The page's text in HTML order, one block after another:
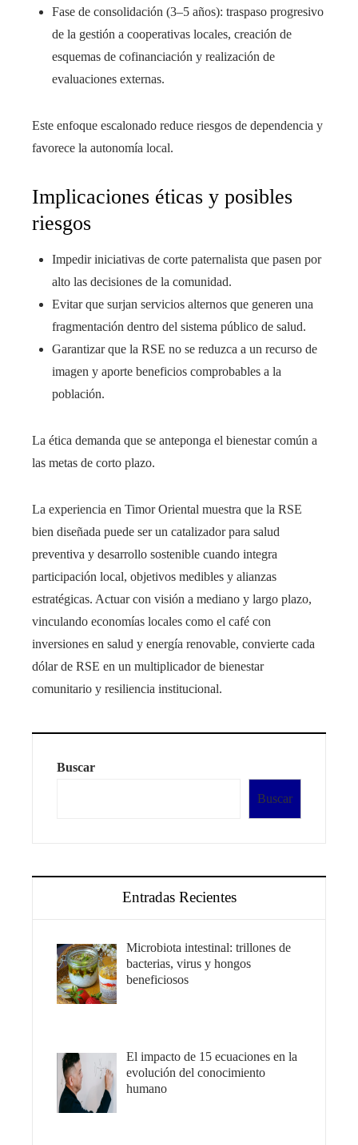
Fase de consolidación (3–5 años): traspaso progresivo
de la gestión a cooperativas locales, creación de
esquemas de cofinanciación y realización de
evaluaciones externas.
Este enfoque escalonado reduce riesgos de dependencia y
favorece la autonomía local.
Implicaciones éticas y posibles
riesgos
Impedir iniciativas de corte paternalista que pasen por
alto las decisiones de la comunidad.
Evitar que surjan servicios alternos que generen una
fragmentación dentro del sistema público de salud.
Garantizar que la RSE no se reduzca a un recurso de
imagen y aporte beneficios comprobables a la
población.
La ética demanda que se anteponga el bienestar común a
las metas de corto plazo.
La experiencia en Timor Oriental muestra que la RSE
bien diseñada puede ser un catalizador para salud
preventiva y desarrollo sostenible cuando integra
participación local, objetivos medibles y alianzas
estratégicas. Actuar con visión a mediano y largo plazo,
vinculando economías locales como el café con
inversiones en salud y energía renovable, convierte cada
dólar de RSE en un multiplicador de bienestar
comunitario y resiliencia institucional.
Buscar
Buscar
Entradas Recientes
Microbiota intestinal: trillones de
bacterias, virus y hongos
beneficiosos
El impacto de 15 ecuaciones en la
evolución del conocimiento
humano